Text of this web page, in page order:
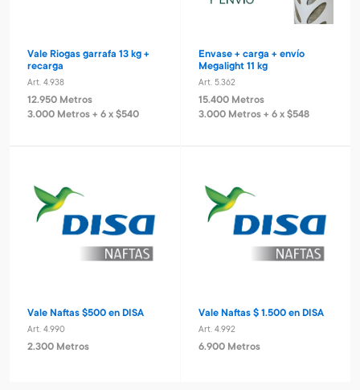
Vale Riogas garrafa 13 kg +
recarga
Art. 4.938
12.950 Metros
3.000 Metros + 6 x $540
Envase + carga + envío
Megalight 11 kg
Art. 5.362
15.400 Metros
3.000 Metros + 6 x $548
Vale Naftas $500 en DISA
Art. 4.990
2.300 Metros
Vale Naftas $ 1.500 en DISA
Art. 4.992
6.900 Metros